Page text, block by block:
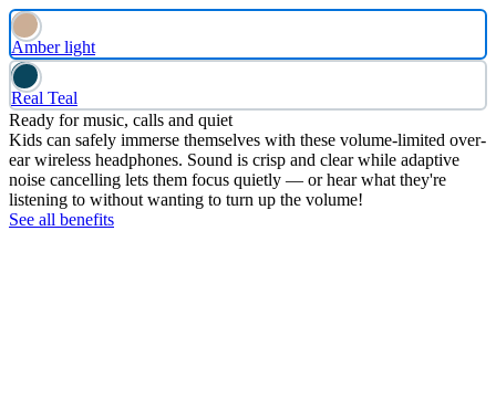
Amber light
Real Teal
Ready for music, calls and quiet
Kids can safely immerse themselves with these volume-limited over-
ear wireless headphones. Sound is crisp and clear while adaptive
noise cancelling lets them focus quietly — or hear what they're
listening to without wanting to turn up the volume!
See all benefits